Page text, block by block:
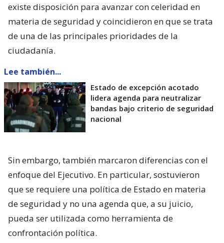
existe disposición para avanzar con celeridad en
materia de seguridad y coincidieron en que se trata
de una de las principales prioridades de la
ciudadanía.
Lee también...
Estado de excepción acotado
lidera agenda para neutralizar
bandas bajo criterio de seguridad
nacional
Sin embargo, también marcaron diferencias con el
enfoque del Ejecutivo. En particular, sostuvieron
que se requiere una política de Estado en materia
de seguridad y no una agenda que, a su juicio,
pueda ser utilizada como herramienta de
confrontación política.